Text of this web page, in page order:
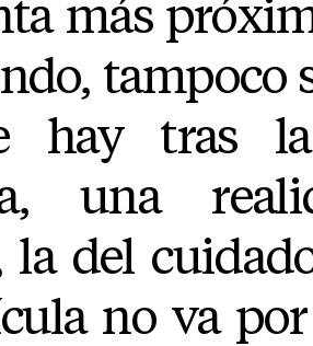
más
tampoco
hay tras
una
la del
no va